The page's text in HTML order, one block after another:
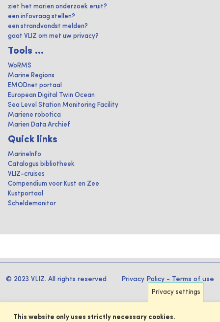
ziet het marien onderzoek eruit?
een infovraag stellen?
een strandvondst melden?
gaat VLIZ om met uw privacy?
Tools ...
WoRMS
Marine Regions
EMODnet portaal
European Digital Twin Ocean
Sea Level Station Monitoring Facility
Mariene robotica
Marien Data Archief
Quick links
MarineInfo
Catalogus bibliotheek
VLIZ-cruises
Compendium voor Kust en Zee
Kustportaal
Scheldemonitor
© 2023 VLIZ. All rights reserved Privacy Policy - Terms of use
Privacy settings
This website only uses strictly necessary cookies.